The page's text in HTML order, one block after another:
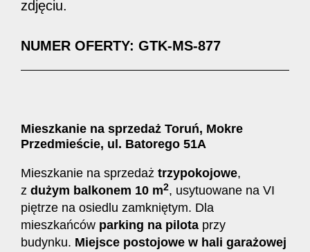
zdjęciu.
NUMER OFERTY: GTK-MS-877
Mieszkanie na sprzedaż Toruń, Mokre
Przedmieście, ul. Batorego 51A
Mieszkanie na sprzedaż trzypokojowe,
z dużym balkonem 10 m2, usytuowane na VI
piętrze na osiedlu zamkniętym. Dla
mieszkańców parking na pilota przy
budynku. Miejsce postojowe w hali garażowej